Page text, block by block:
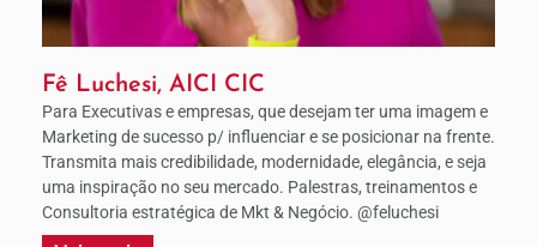
Fê Luchesi, AICI CIC
Para Executivas e empresas, que desejam ter uma imagem e
Marketing de sucesso p/ influenciar e se posicionar na frente.
Transmita mais credibilidade, modernidade, elegância, e seja
uma inspiração no seu mercado. Palestras, treinamentos e
Consultoria estratégica de Mkt & Negócio. @feluchesi